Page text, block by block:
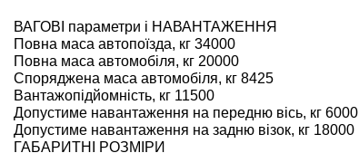
ВАГОВІ параметри і НАВАНТАЖЕННЯ
Повна маса автопоїзда, кг 34000
Повна маса автомобіля, кг 20000
Споряджена маса автомобіля, кг 8425
Вантажопідйомність, кг 11500
Допустиме навантаження на передню вісь, кг 6000
Допустиме навантаження на задню візок, кг 18000
ГАБАРИТНІ РОЗМІРИ